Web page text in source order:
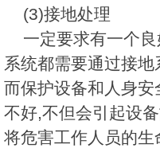
(3)接地处理
一定要求有一个良
系统都需要通过接
而保护设备和人身
不好,不但会引起设
将危害工作人员的